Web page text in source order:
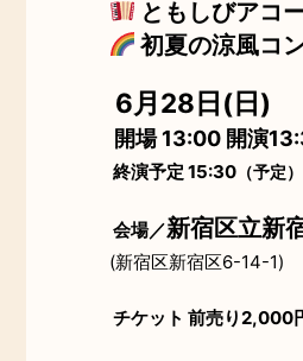
ともしびアコ
初夏の涼風コ
6月28日(日)
開場 13:00 開演
終演予定 15:30 （予定）
会場／新宿区立新
(新宿区新宿区6-14-1)
チケット 前売り